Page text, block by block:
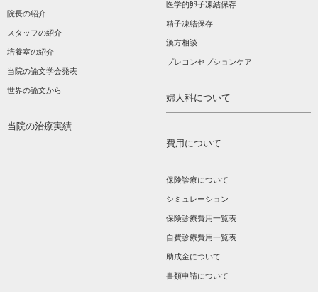
院長の紹介
スタッフの紹介
培養室の紹介
当院の論文学会発表
世界の論文から
当院の治療実績
医学的卵子凍結保存
精子凍結保存
漢方相談­
プレコンセプションケア
婦人科について
費用について
保険診療について
シミュレーション
保険診療費用一覧表
自費診療費用一覧表
助成金について
書類申請について